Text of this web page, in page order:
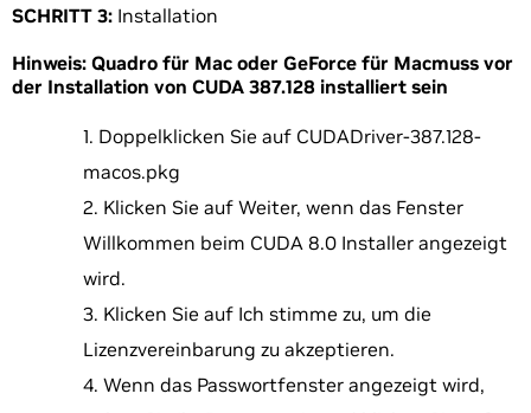
SCHRITT 3: Installation
Hinweis: Quadro für Mac oder GeForce für Macmuss vor
der Installation von CUDA 387.128 installiert sein
Doppelklicken Sie auf CUDADriver-387.128-
macos.pkg
Klicken Sie auf Weiter, wenn das Fenster
Willkommen beim CUDA 8.0 Installer angezeigt
wird.
Klicken Sie auf Ich stimme zu, um die
Lizenzvereinbarung zu akzeptieren.
Wenn das Passwortfenster angezeigt wird,